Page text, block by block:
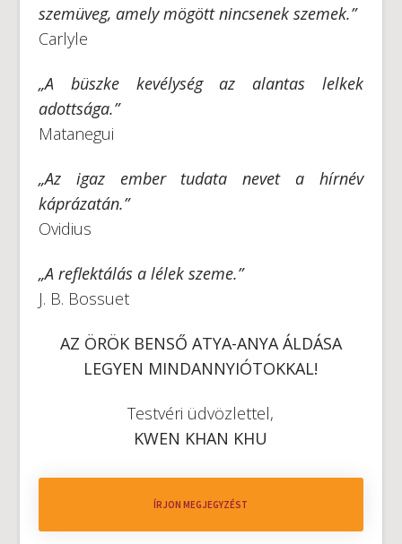
szemüveg, amely mögött nincsenek szemek.”
Carlyle
„A büszke kevélység az alantas lelkek
adottsága.”
Matanegui
„Az igaz ember tudata nevet a hírnév
káprázatán.”
Ovidius
„A reflektálás a lélek szeme.”
J. B. Bossuet
AZ ÖRÖK BENSŐ ATYA-ANYA ÁLDÁSA
LEGYEN MINDANNYIÓTOKKAL!
Testvéri üdvözlettel,
KWEN KHAN KHU
ÍRJON MEGJEGYZÉST